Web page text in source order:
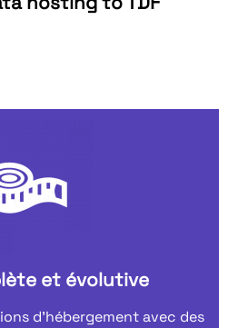
et évolutive
d’hébergement avec des